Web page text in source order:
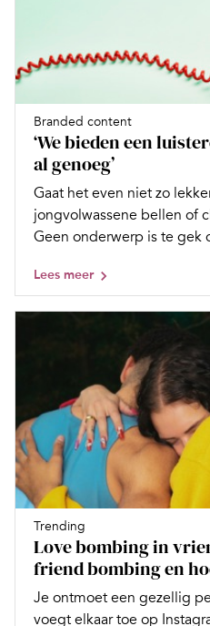
Branded content
‘We bieden een
al genoeg’
Gaat het even niet zo
jongvolwassene bellen of
Geen onderwerp is te gek
Lees meer
Trending
Love bombing in
friend bombing en
Je ontmoet een gezellig
voegt elkaar toe op